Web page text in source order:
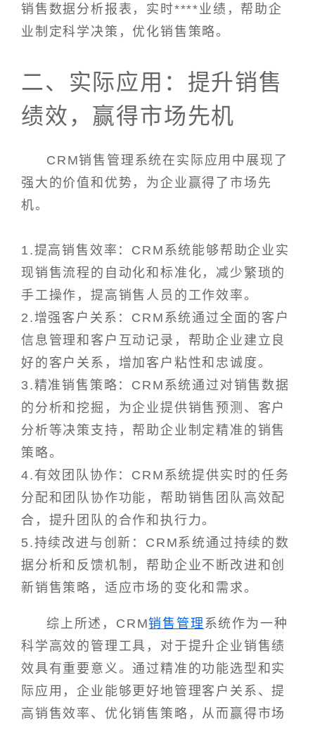
销售数据分析报表，实时****业绩，帮助企
业制定科学决策，优化销售策略。
二、实际应用：提升销售
绩效，赢得市场先机
CRM销售管理系统在实际应用中展现了
强大的价值和优势，为企业赢得了市场先
机。
1.提高销售效率：CRM系统能够帮助企业实
现销售流程的自动化和标准化，减少繁琐的
手工操作，提高销售人员的工作效率。
2.增强客户关系：CRM系统通过全面的客户
信息管理和客户互动记录，帮助企业建立良
好的客户关系，增加客户粘性和忠诚度。
3.精准销售策略：CRM系统通过对销售数据
的分析和挖掘，为企业提供销售预测、客户
分析等决策支持，帮助企业制定精准的销售
策略。
4.有效团队协作：CRM系统提供实时的任务
分配和团队协作功能，帮助销售团队高效配
合，提升团队的合作和执行力。
5.持续改进与创新：CRM系统通过持续的数
据分析和反馈机制，帮助企业不断改进和创
新销售策略，适应市场的变化和需求。
综上所述，CRM销售管理系统作为一种
科学高效的管理工具，对于提升企业销售绩
效具有重要意义。通过精准的功能选型和实
际应用，企业能够更好地管理客户关系、提
高销售效率、优化销售策略，从而赢得市场